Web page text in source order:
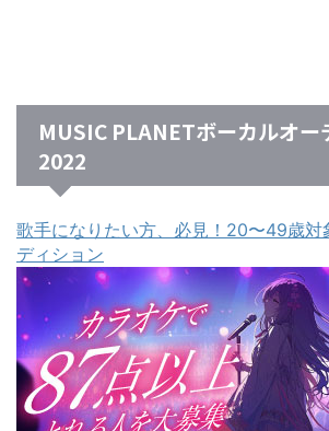
MUSIC PLANETボーカルオー
2022
歌手になりたい方、必見！20〜49歳対
ディション